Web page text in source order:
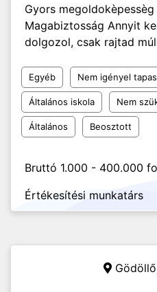
Gyors
Magabiztosság Annyit
dolgozol, csak rajtad
Egyéb Nem igényel
Általános iskola Nem
Általános Beosztott
Bruttó 1.000 - 400.000
Értékesítési munkatárs